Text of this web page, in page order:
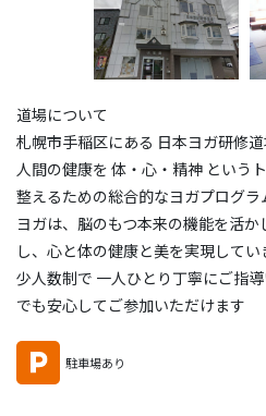
道場について
札幌市手稲区にある 日本ヨガ研修
人間の健康を 体・心・精神 という
整えるための総合的なヨガプログラ
ヨガは、脳のもつ本来の機能を活
し、心と体の健康と美を実現してい
少人数制で 一人ひとり丁寧にご指
でも安心してご参加いただけます
駐車場あり